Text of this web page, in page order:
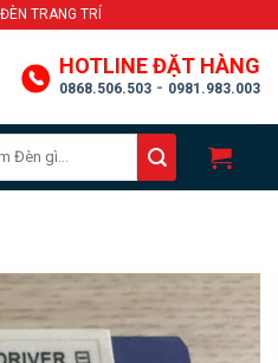
TRANG TRÍ
HOTLINE ĐẶT HÀNG
0868.506.503 - 0981.983.003